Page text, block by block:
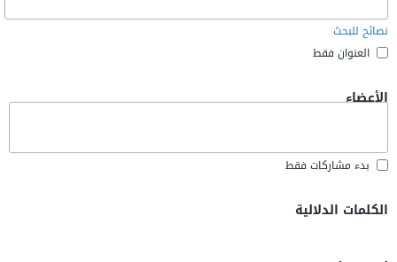
نصائح للبحث
العنوان فقط
الأعضاء
بدء مشاركات فقط
الكلمات الدلالية